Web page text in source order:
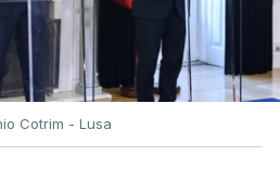
Cotrim - Lusa